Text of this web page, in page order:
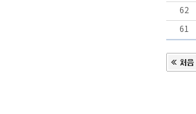
62
61